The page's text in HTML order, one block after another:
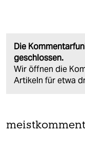
Die
geschlossen.
Wir öffnen die
Artikeln für etwa